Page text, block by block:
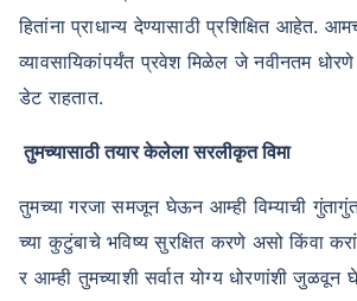
हितांना प्राधान्य देण्यासाठी प्रशिक्षित आहेत.
व्यावसायिकांपर्यंत प्रवेश मिळेल जे नवीनतम
डेट राहतात.
तुमच्यासाठी तयार केलेला सरलीकृत विमा
तुमच्या गरजा समजून घेऊन आम्ही विम्याची
च्या कुटुंबाचे भविष्य सुरक्षित करणे असो किंवा
र आम्ही तुमच्याशी सर्वात योग्य धोरणांशी जुळवून